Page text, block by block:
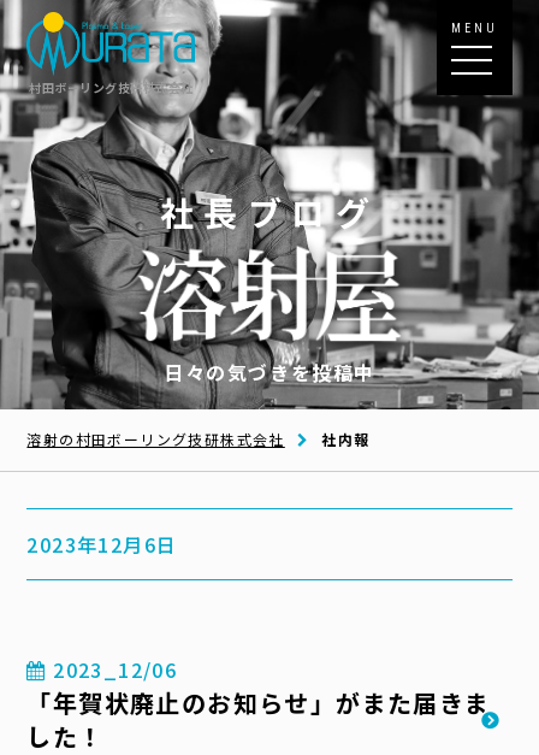
村田ボーリング技研株式会社
MENU
社長ブログ
日々の気づきを投稿中
溶射の村田ボーリング技研株式会社 社内報
2023年12月6日
2023_12/06
「年賀状廃止のお知らせ」がまた届きま
した！